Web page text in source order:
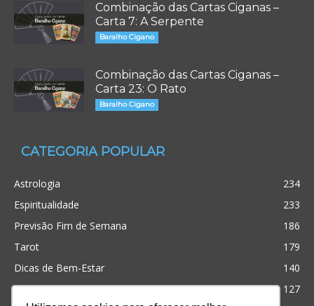
Combinação das Cartas Ciganas –
Carta 7: A Serpente
Baralho Cigano
Combinação das Cartas Ciganas –
Carta 23: O Rato
Baralho Cigano
CATEGORIA POPULAR
Astrologia
234
Espiritualidade
233
Previsão Fim de Semana
186
Tarot
179
Dicas de Bem-Estar
140
Cristianismo
127